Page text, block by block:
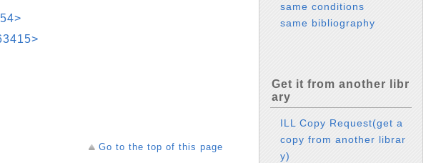
Go to the top of this page
same conditions
same bibliography
Get it from another libr
ary
ILL Copy Request(get a
copy from another librar
y)